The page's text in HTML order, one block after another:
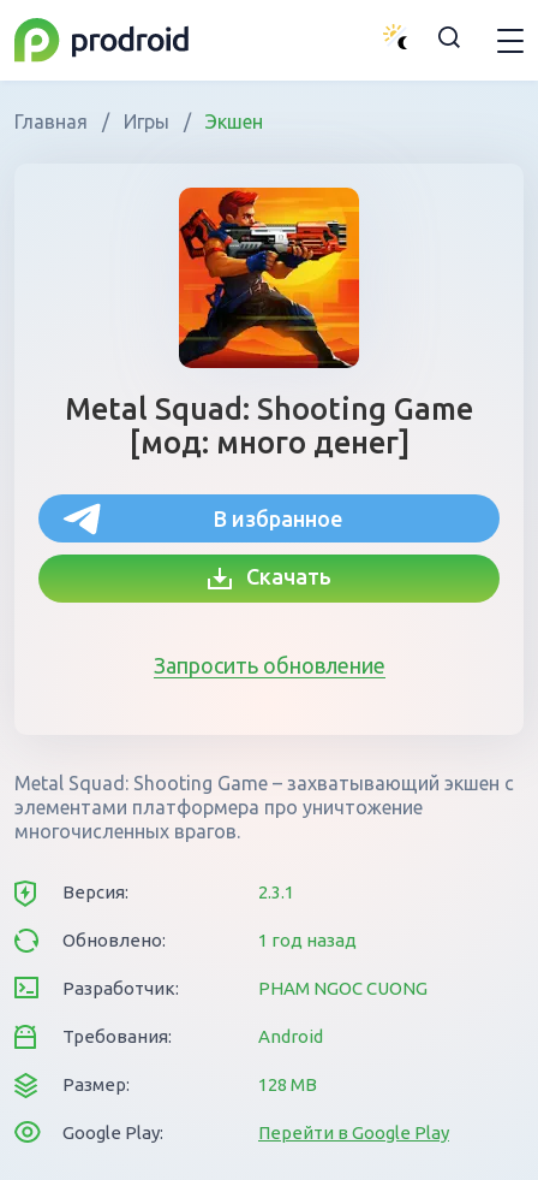
Главная / Игры / Экшен
Metal Squad: Shooting Game
[мод: много денег]
В избранное
Скачать
Запросить обновление
Metal Squad: Shooting Game – захватывающий экшен с
элементами платформера про уничтожение
многочисленных врагов.
Версия: 2.3.1
Обновлено: 1 год назад
Разработчик: PHAM NGOC CUONG
Требования: Android
Размер: 128 MB
Google Play: Перейти в Google Play